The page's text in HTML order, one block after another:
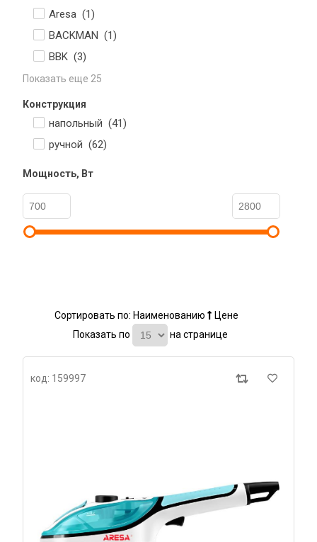
Aresa (1)
BACKMAN (1)
BBK (3)
Показать еще 25
Конструкция
напольный (41)
ручной (62)
Мощность, Вт
Сортировать по: Наименованию
Цене
Показать по
на странице
код: 159997